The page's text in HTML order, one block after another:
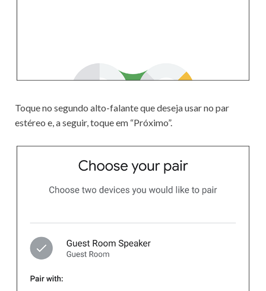
Toque no segundo alto-falante que deseja usar no par
estéreo e, a seguir, toque em “Próximo”.